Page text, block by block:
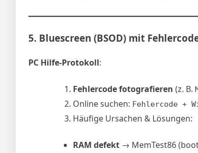
5. Bluescreen (BSOD) mit
PC Hilfe-Protokoll:
Fehlercode fotografieren (z. B.
Online suchen: Fehlercode +
Häufige Ursachen & Lösungen:
RAM defekt → MemTest86